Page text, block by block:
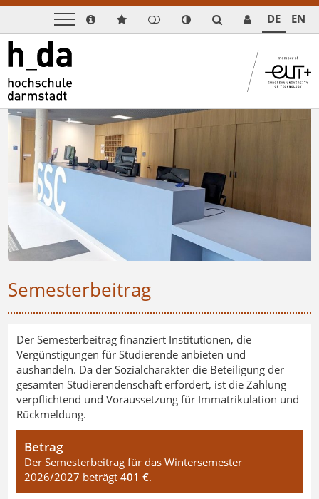
DE EN
Semesterbeitrag
Der Semesterbeitrag finanziert Institutionen, die
Vergünstigungen für Studierende anbieten und
aushandeln. Da der Sozialcharakter die Beteiligung der
gesamten Studierendenschaft erfordert, ist die Zahlung
verpflichtend und Voraussetzung für Immatrikulation und
Rückmeldung.
Betrag
Der Semesterbeitrag für das Wintersemester
2026/2027 beträgt 401 €.